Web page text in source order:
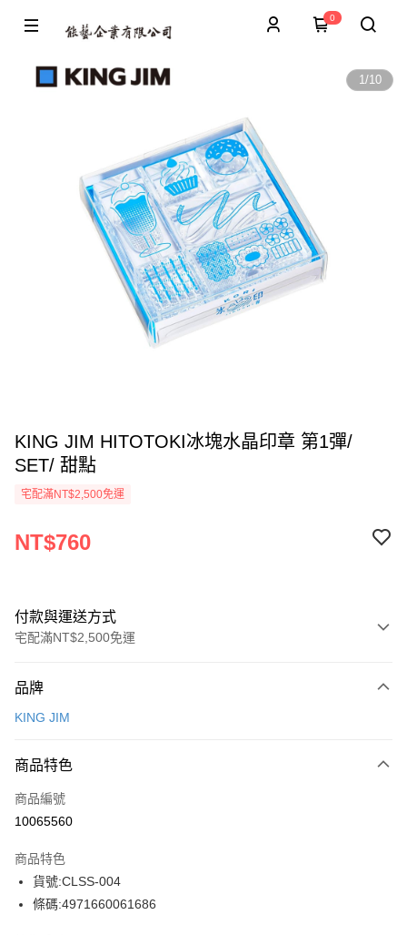
0
1/10
KING JIM HITOTOKI冰塊水晶印章 第1彈/
SET/ 甜點
宅配滿NT$2,500免運
NT$760
付款與運送方式
宅配滿NT$2,500免運
信用卡一次付款
街口支付
悠遊付
運送方式
下單前請先詢問庫存
品牌
KING JIM
商品特色
商品編號
10065560
商品特色
貨號:CLSS-004
條碼:4971660061686